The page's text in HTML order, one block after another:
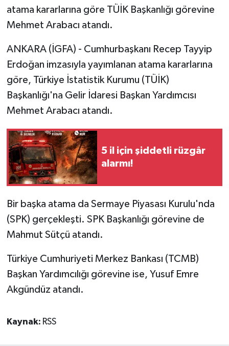
atama kararlarına göre TÜİK Başkanlığı görevine
Mehmet Arabacı atandı.
ANKARA (İGFA) - Cumhurbaşkanı Recep Tayyip
Erdoğan imzasıyla yayımlanan atama kararlarına
göre, Türkiye İstatistik Kurumu (TÜİK)
Başkanlığı'na Gelir İdaresi Başkan Yardımcısı
Mehmet Arabacı atandı.
5 il için şiddetli rüzgâr
alarmı!
Bir başka atama da Sermaye Piyasası Kurulu'nda
(SPK) gerçekleşti. SPK Başkanlığı görevine de
Mahmut Sütçü atandı.
Türkiye Cumhuriyeti Merkez Bankası (TCMB)
Başkan Yardımcılığı görevine ise, Yusuf Emre
Akgündüz atandı.
Kaynak: RSS